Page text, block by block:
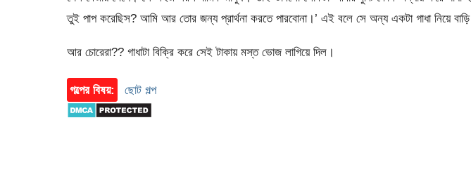
তুই পাপ করেছিস? আমি আর তোর জন্য প্রার্থনা করতে পারবোনা।’ এই বলে সে অন্য একটা গাধা নিয়ে
আর চোরেরা?? গাধাটা বিক্রি করে সেই টাকায় মস্ত ভোজ লাগিয়ে দিল।
গল্পের বিষয়: ছোট গল্প